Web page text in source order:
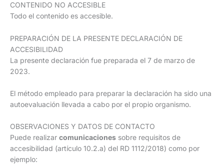
CONTENIDO NO ACCESIBLE
Todo el contenido es accesible.
PREPARACIÓN DE LA PRESENTE DECLARACIÓN DE
ACCESIBILIDAD
La presente declaración fue preparada el 7 de marzo de
2023.
El método empleado para preparar la declaración ha sido una
autoevaluación llevada a cabo por el propio organismo.
OBSERVACIONES Y DATOS DE CONTACTO
Puede realizar comunicaciones sobre requisitos de
accesibilidad (artículo 10.2.a) del RD 1112/2018) como por
ejemplo: